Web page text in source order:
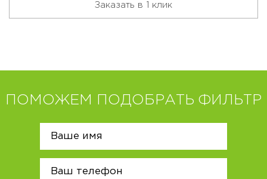
Заказать в 1 клик
ПОМОЖЕМ ПОДОБРАТЬ ФИЛЬТР